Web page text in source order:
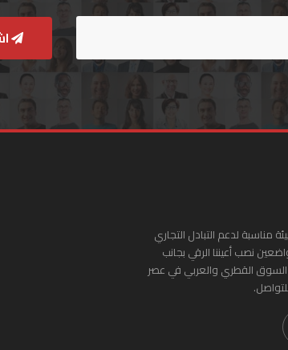
لدعم التبادل التجاري
نصب أعيننا الرقي بجانب
السوق القطري والعربي في عصر